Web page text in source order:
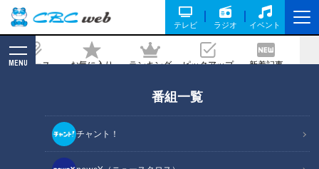
テレビ ラジオ イベント
ニュース お気に入り ランキング ピックアップ 新着記事
MENU
番組一覧
チャント！
級”のコモドオオトカゲが見られる名古
屋市・千種区の「東山動植物園」を調査